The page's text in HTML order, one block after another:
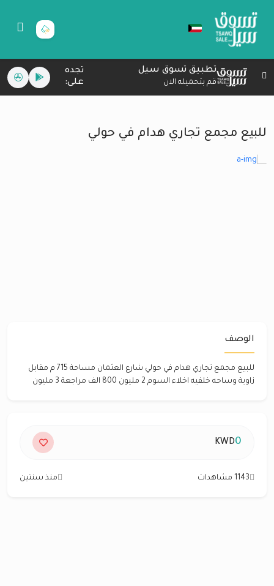
تطبيق تسوق سيل
قم بتحميله الان
تجده
على:
للبيع مجمع تجاري هدام في حولي
الوصف
للبيع مجمع تجاري هدام في حولي شارع العثمان مساحة 715 م مقابل
زاوية وساحه خلفيه اخلاء السوم 2 مليون 800 الف مراجعة 3 مليون
0
KWD
1143 مشاهدات منذ سنتين